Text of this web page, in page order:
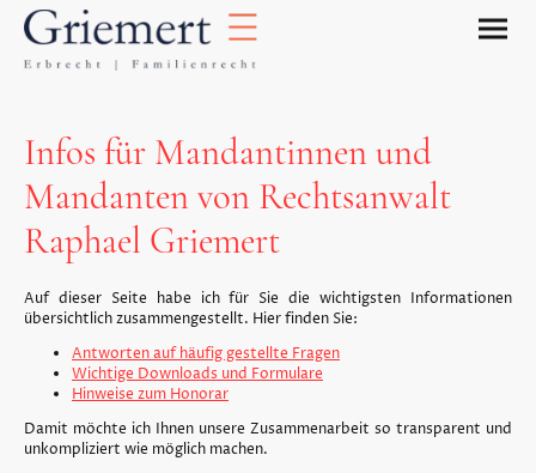
Infos für Mandantinnen und
Mandanten von Rechtsanwalt
Raphael Griemert
Auf dieser Seite habe ich für Sie die wichtigsten Informationen
übersichtlich zusammengestellt. Hier finden Sie:
Antworten auf häufig gestellte Fragen
Wichtige Downloads und Formulare
Hinweise zum Honorar
Damit möchte ich Ihnen unsere Zusammenarbeit so transparent und
unkompliziert wie möglich machen.